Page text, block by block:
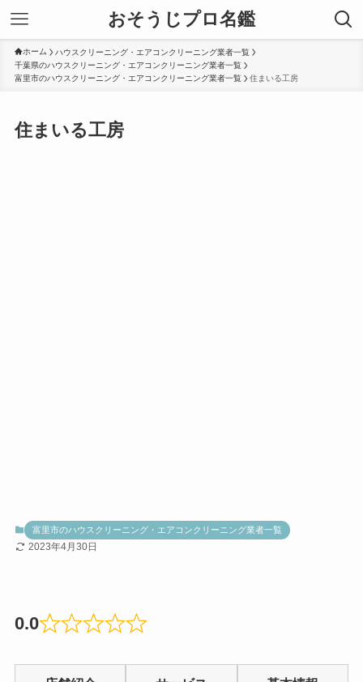
おそうじプロ名鑑
ホーム
ハウスクリーニング・エアコンクリーニング業者一覧
千葉県のハウスクリーニング・エアコンクリーニング業者一覧
富里市のハウスクリーニング・エアコンクリーニング業者一覧
住まいる工房
住まいる工房
富里市のハウスクリーニング・エアコンクリーニング業者一覧
2023年4月30日
0.0
Rated
0.0